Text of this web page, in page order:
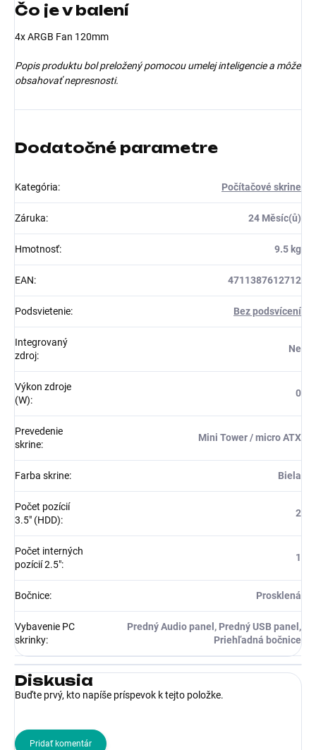
Čo je v balení
4x ARGB Fan 120mm
Popis produktu bol preložený pomocou umelej inteligencie a môže
obsahovať nepresnosti.
Dodatočné parametre
Kategória: Počítačové skrine
Záruka: 24 Měsíc(ů)
Hmotnosť: 9.5 kg
EAN: 4711387612712
Podsvietenie: Bez podsvícení
Integrovaný
zdroj:
Ne
Výkon zdroje
(W):
0
Prevedenie
skrine:
Mini Tower / micro ATX
Farba skrine: Biela
Počet pozícií
3.5" (HDD):
2
Počet interných
pozícií 2.5":
1
Bočnice: Prosklená
Vybavenie PC
skrinky:
Predný Audio panel, Predný USB panel,
Priehľadná bočnice
Diskusia
Buďte prvý, kto napíše príspevok k tejto položke.
Pridať komentár